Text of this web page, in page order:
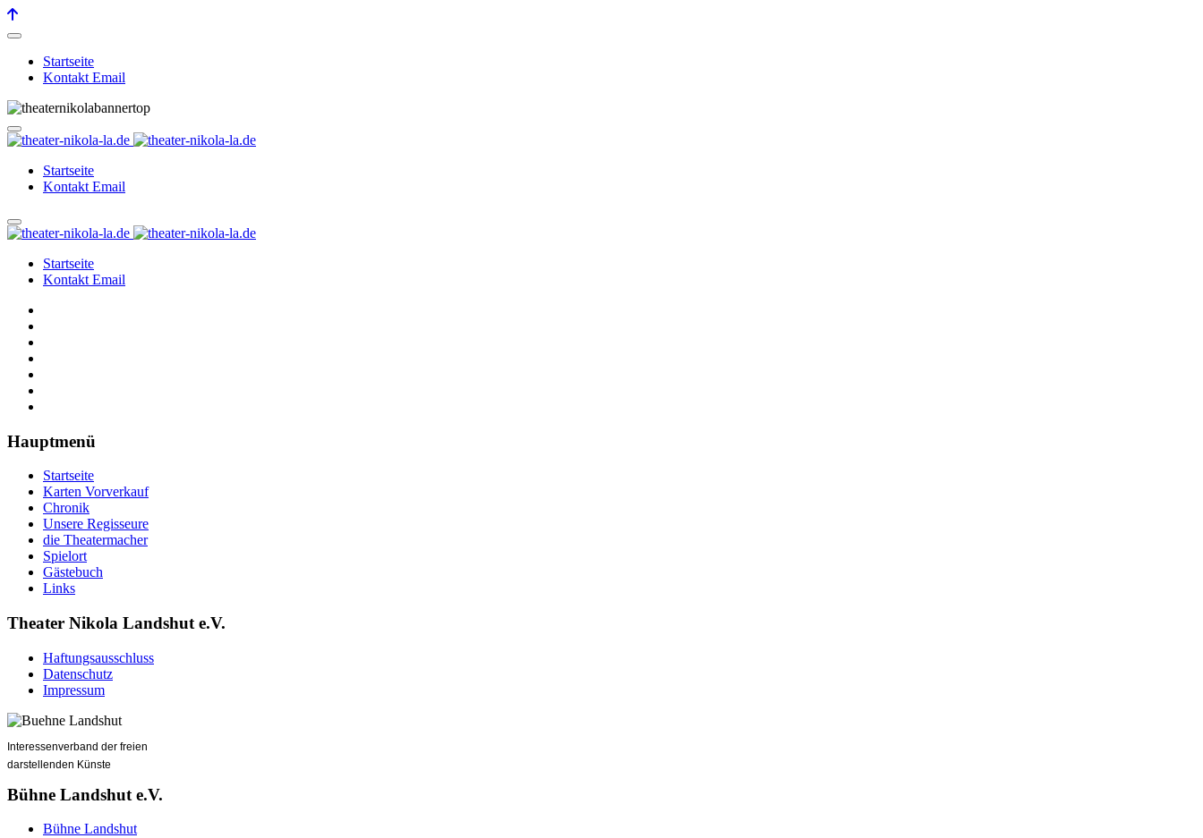
Startseite
Kontakt Email
Startseite
Kontakt Email
Startseite
Kontakt Email
Hauptmenü
Startseite
Karten Vorverkauf
Chronik
Unsere Regisseure
die Theatermacher
Spielort
Gästebuch
Links
Theater Nikola Landshut e.V.
Haftungsausschluss
Datenschutz
Impressum
Interessenverband der freien
darstellenden Künste
Bühne Landshut e.V.
Bühne Landshut